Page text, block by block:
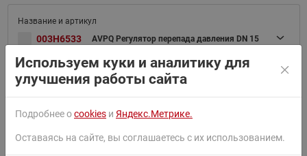
003H6533 AVPQ Регулятор перепада давления DN 15
Используем куки и аналитику для
улучшения работы сайта
Подробнее оcookies и Яндекс.Метрике.
Оставаясь на сайте, вы соглашаетесь с их использованием.